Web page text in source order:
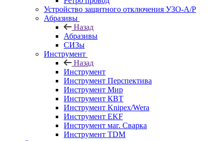
Устройство защитного отключения УЗО-А/Р
Абразивы
Назад
Абразивы
СИЗы
Инструмент
Назад
Инструмент
Инструмент Перспектива
Инструмент Мир
Инструмент КВТ
Инструмент Knipex/Wera
Инструмент EKF
Инструмент маг. Сварка
Инструмент TDM